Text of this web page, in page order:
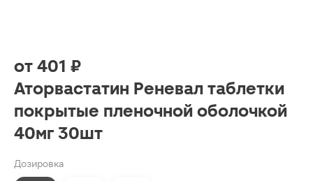
от 401 ₽
Аторвастатин Реневал таблетки
покрытые пленочной оболочкой
40мг 30шт
Дозировка